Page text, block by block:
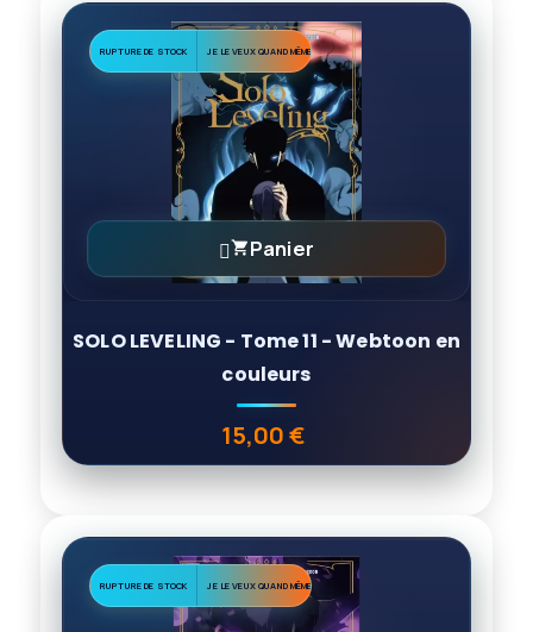
RUPTURE DE STOCK JE LE VEUX QUAND MÊME
Panier
SOLO LEVELING - Tome 11 - Webtoon en
couleurs
Prix
15,00 €
RUPTURE DE STOCK JE LE VEUX QUAND MÊME